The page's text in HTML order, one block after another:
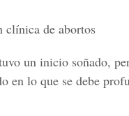
clínica de abortos
un inicio soñado,
en lo que se debe